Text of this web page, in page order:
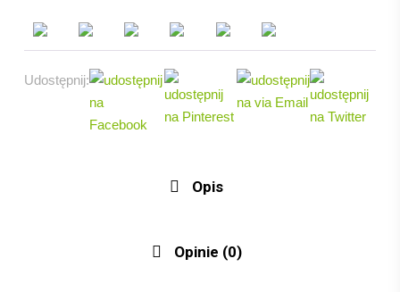
Udostępnij:
Opis
Opinie (0)